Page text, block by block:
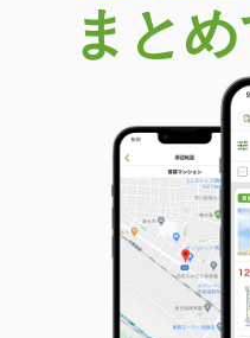
まとめ